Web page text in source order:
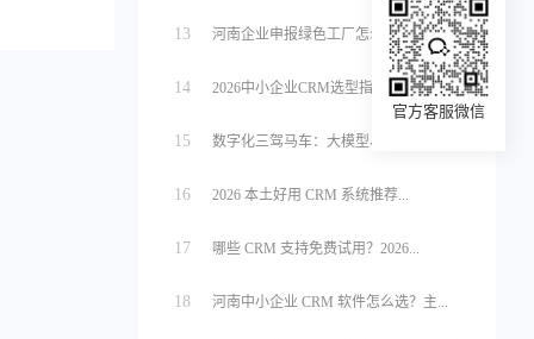
13 河南企业申报绿色工厂怎么选能碳平台？...
14 2026中小企业CRM选型指南！6款...
15 数字化三驾马车：大模型、智能体、RP...
16 2026 本土好用 CRM 系统推荐...
17 哪些 CRM 支持免费试用？2026...
18 河南中小企业 CRM 软件怎么选？主...
官方客服微信